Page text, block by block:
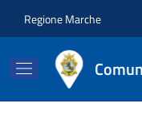
Regione Marche